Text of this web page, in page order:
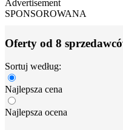
Advertisement
SPONSOROWANA
Oferty od 8
Sortuj według:
Najlepsza cena
Najlepsza ocena